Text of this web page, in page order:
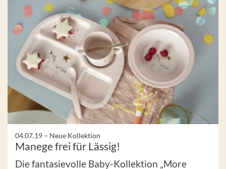
04.07.19 – Neue Kollektion
Manege frei für Lässig!
Die fantasievolle Baby-Kollektion „More